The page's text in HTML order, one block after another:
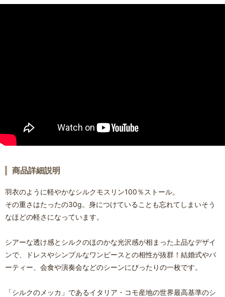
商品詳細説明
羽衣のように軽やかなシルクモスリン100％ストール。
その重さはたったの30g。身につけていることも忘れてしまいそう
なほどの軽さになっています。
シアーな透け感とシルクのほのかな光沢感が相まった上品なデザイ
ンで、ドレスやシンプルなワンピースとの相性が抜群！結婚式やパ
ーティー、会食や演奏会などのシーンにぴったりの一枚です。
「シルクのメッカ」であるイタリア・コモ産地の世界最高基準のシ